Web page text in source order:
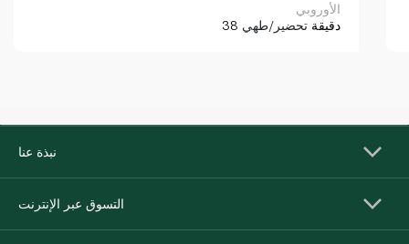
الأوروبي
38 دقيقة تحضير/طهي
نبذة عنا
التسوق عبر الإنترنت